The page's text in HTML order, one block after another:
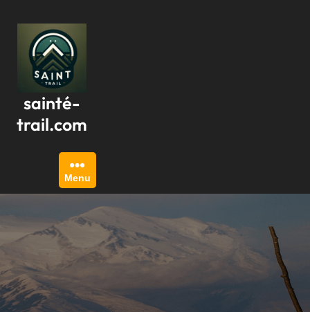
contenu
sainté-
trail.com
Menu